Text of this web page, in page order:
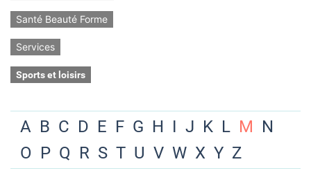
Santé Beauté Forme
Services
Sports et loisirs
A B C D E F G H I J K L M N
O P Q R S T U V W X Y Z